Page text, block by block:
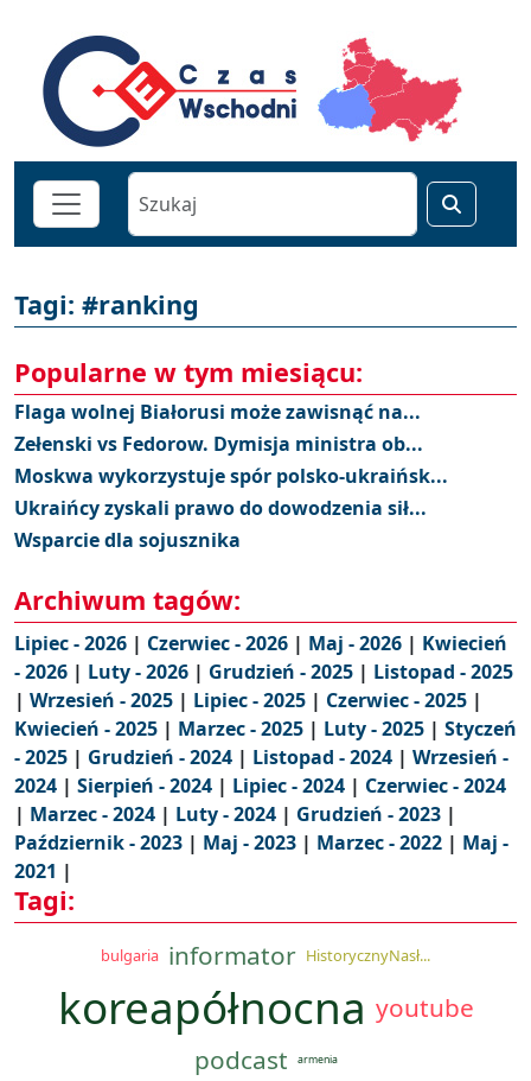
Tagi: #ranking
Popularne w tym miesiącu:
Flaga wolnej Białorusi może zawisnąć na...
Zełenski vs Fedorow. Dymisja ministra ob...
Moskwa wykorzystuje spór polsko-ukraińsk...
Ukraińcy zyskali prawo do dowodzenia sił...
Wsparcie dla sojusznika
Archiwum tagów:
Lipiec - 2026 | Czerwiec - 2026 | Maj - 2026 | Kwiecień
- 2026 | Luty - 2026 | Grudzień - 2025 | Listopad - 2025
| Wrzesień - 2025 | Lipiec - 2025 | Czerwiec - 2025 |
Kwiecień - 2025 | Marzec - 2025 | Luty - 2025 | Styczeń
- 2025 | Grudzień - 2024 | Listopad - 2024 | Wrzesień -
2024 | Sierpień - 2024 | Lipiec - 2024 | Czerwiec - 2024
| Marzec - 2024 | Luty - 2024 | Grudzień - 2023 |
Październik - 2023 | Maj - 2023 | Marzec - 2022 | Maj -
2021 |
Tagi:
bulgaria informator HistorycznyNasł...
koreapółnocna youtube
podcast
armenia